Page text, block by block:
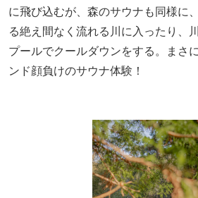
に飛び込むが、森のサウナも同様に
る絶え間なく流れる川に入ったり、
プールでクールダウンをする。まさ
ンド顔負けのサウナ体験！